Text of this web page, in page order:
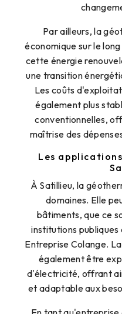
Par ailleurs, la
économique sur le
cette énergie
une transition
Les coûts
également plus
conventionnelles,
maîtrise des
Les
À Satillieu, la
domaines. Elle
bâtiments, que ce
institutions
Entreprise Colange.
également être
d'électricité, offrant
et adaptable aux